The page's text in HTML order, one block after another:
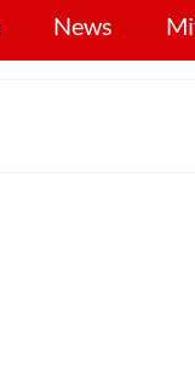
News